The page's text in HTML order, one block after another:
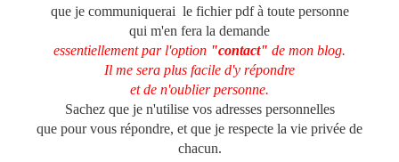
que jecommuniquerai le fichier pdf à toute personne
qui m'en fera la demande
essentiellement par l'option "contact" de mon blog.
Il me sera plus facile d'y répondre
et de n'oublier personne.
Sachez que je n'utilise vos adresses personnelles
que pour vous répondre, et que je respecte la vie privée de
chacun.